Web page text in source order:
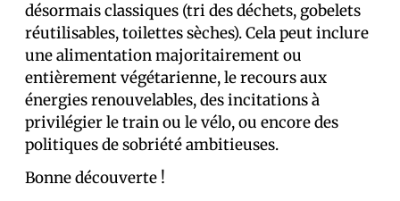
désormais classiques (tri des déchets, gobelets
réutilisables, toilettes sèches). Cela peut inclure
une alimentation majoritairement ou
entièrement végétarienne, le recours aux
énergies renouvelables, des incitations à
privilégier le train ou le vélo, ou encore des
politiques de sobriété ambitieuses.
Bonne découverte !